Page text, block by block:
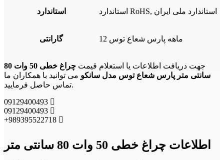
استاندارد استاندارد RoHS, استاندارد ملی ایران
گارانتی 12 ماهه پارس شعاع توس
جهت دریافت اطلاعات یا استعلام قیمت
چراغ خطی 50 وات 80
سانتی متر پارس شعاع توس مدل سانکو می توانید با همکاران ما
تماس حاصل فرمایید.
09129400493
09129400493
+989395522718
اطلاعات چراغ خطی 50 وات 80 سانتی متر